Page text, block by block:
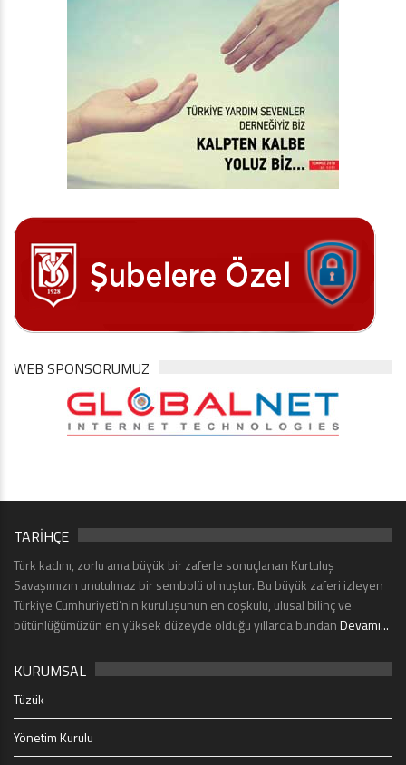
WEB SPONSORUMUZ
TARİHÇE
Türk kadını, zorlu ama büyük bir zaferle sonuçlanan Kurtuluş
Savaşımızın unutulmaz bir sembolü olmuştur. Bu büyük zaferi izleyen
Türkiye Cumhuriyeti’nin kuruluşunun en coşkulu, ulusal bilinç ve
bütünlüğümüzün en yüksek düzeyde olduğu yıllarda bundanDevamı...
KURUMSAL
Tüzük
Yönetim Kurulu